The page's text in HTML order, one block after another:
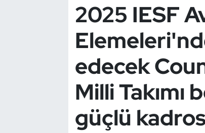
2025 IESF
edecek
Milli Takımı
güçlü